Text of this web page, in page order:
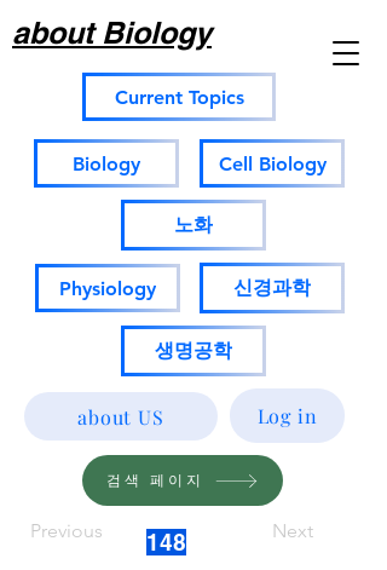
about Biology
Current Topics
Biology Cell Biology
노화
Physiology 신경과학
생명공학
about US Log in
검색 페이지
Previous 148 Next